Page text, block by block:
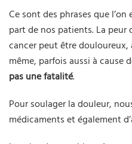
Ce sont des phrases que
part de nos patients. La peur
cancer peut être douloureux,
même, parfois aussi à cause
pas une fatalité.
Pour soulager la douleur,
médicaments et également